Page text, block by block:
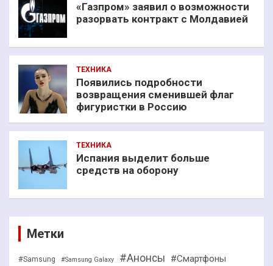
«Газпром» заявил о возможности
разорвать контракт с Молдавией
ТЕХНИКА
Появились подробности
возвращения сменившей флаг
фигуристки в Россию
ТЕХНИКА
Испания выделит больше
средств на оборону
Метки
#Samsung #Samsung Galaxy #Анонсы #Смартфоны